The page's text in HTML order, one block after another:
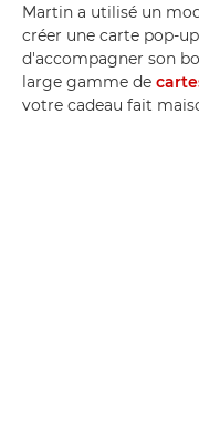
Martin a utilisé un
créer une carte pop-
d'accompagner son
large gamme de
votre cadeau fait